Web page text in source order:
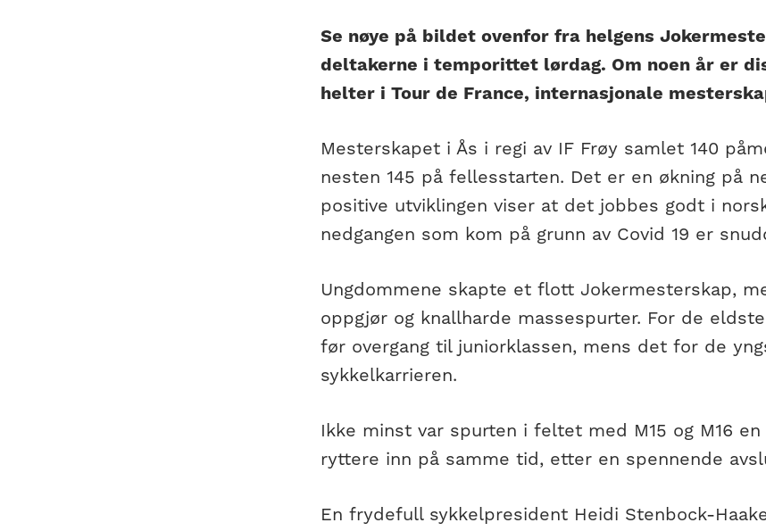
Se nøye på bildet ovenfor fra helgens
deltakerne i temporittet lørdag. Om noen år er
helter i Tour de France, internasjonale
Mesterskapet i Ås i regi av IF Frøy samlet 140
nesten 145 på fellesstarten. Det er en økning på
positive utviklingen viser at det jobbes godt i
nedgangen som kom på grunn av Covid 19 er
Ungdommene skapte et flott Jokermesterskap,
oppgjør og knallharde massespurter. For de
før overgang til juniorklassen, mens det for de
sykkelkarrieren.
Ikke minst var spurten i feltet med M15 og M16
ryttere inn på samme tid, etter en spennende
En frydefull sykkelpresident Heidi Stenbock-